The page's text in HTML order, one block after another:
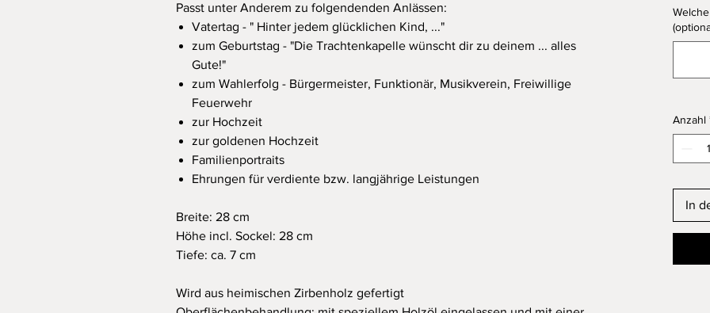
Passt unter Anderem zu folgendenden Anlässen:
Vatertag - " Hinter jedem glücklichen Kind, ..."
zum Geburtstag - "Die Trachtenkapelle wünscht dir zu deinem ... alles
Gute!"
zum Wahlerfolg - Bürgermeister, Funktionär, Musikverein, Freiwillige
Feuerwehr
zur Hochzeit
zur goldenen Hochzeit
Familienportraits
Ehrungen für verdiente bzw. langjährige Leistungen
Breite: 28 cm
Höhe incl. Sockel: 28 cm
Tiefe: ca. 7 cm
Wird aus heimischen Zirbenholz gefertigt
Anzahl
In